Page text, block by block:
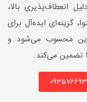
انعطاف‌پذیری بالا،
گزینه‌ای ایده‌آل برای
محسوب می‌شود و
تضمین می‌کند.